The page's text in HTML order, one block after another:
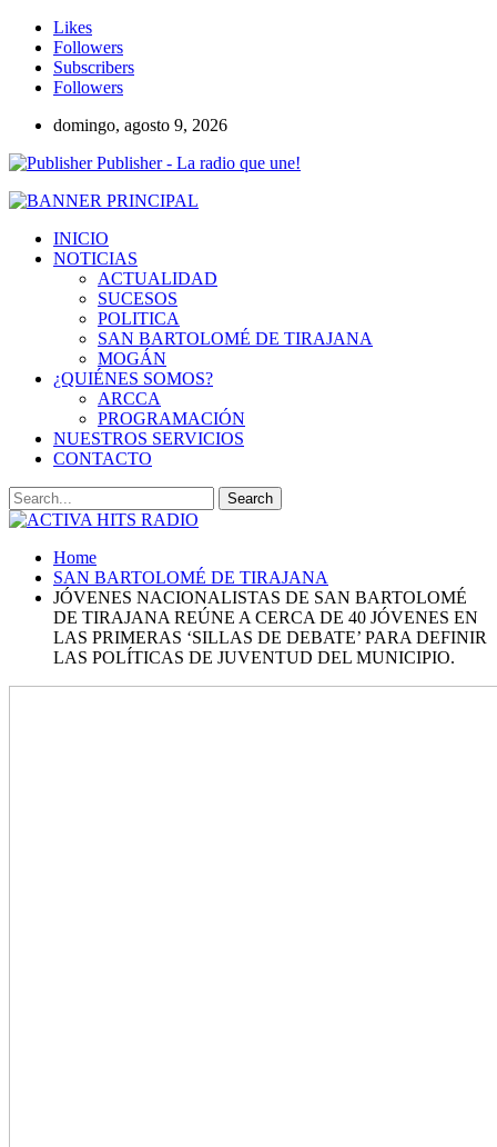
Likes
Followers
Subscribers
Followers
domingo, agosto 9, 2026
Publisher - La radio que une!
INICIO
NOTICIAS
ACTUALIDAD
SUCESOS
POLITICA
SAN BARTOLOMÉ DE TIRAJANA
MOGÁN
¿QUIÉNES SOMOS?
ARCCA
PROGRAMACIÓN
NUESTROS SERVICIOS
CONTACTO
Home
SAN BARTOLOMÉ DE TIRAJANA
JÓVENES NACIONALISTAS DE SAN BARTOLOMÉ
DE TIRAJANA REÚNE A CERCA DE 40 JÓVENES EN
LAS PRIMERAS ‘SILLAS DE DEBATE’ PARA DEFINIR
LAS POLÍTICAS DE JUVENTUD DEL MUNICIPIO.